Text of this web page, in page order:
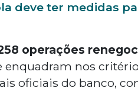
deve ter medidas
operações
enquadram nos
oficiais do banco,